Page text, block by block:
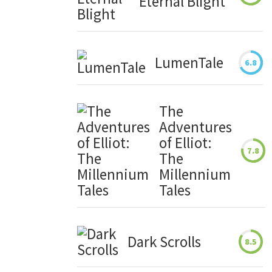
LumenTale 6.8
The
Adventures
of Elliot:
The
Millennium
Tales
7.8
Dark Scrolls 8.5